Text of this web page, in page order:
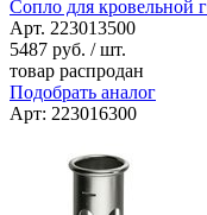
Сопло для кровельной
Арт. 223013500
5487 руб. / шт.
товар распродан
Подобрать аналог
Арт: 223016300